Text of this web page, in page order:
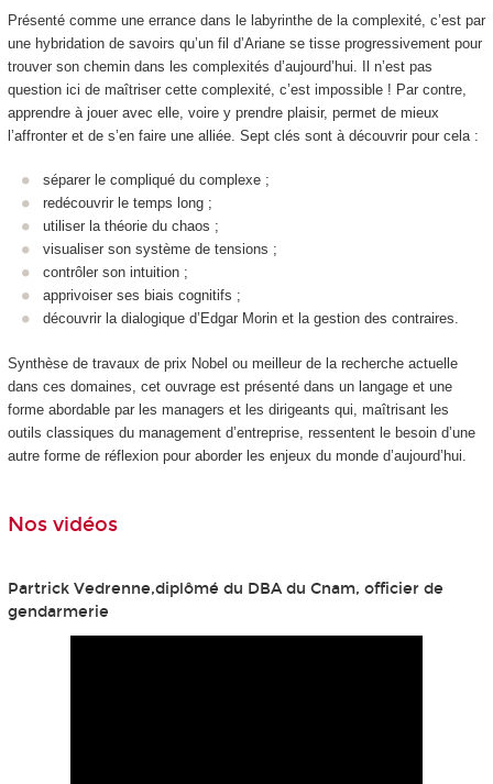
Présenté comme une errance dans le labyrinthe de la complexité, c’est par
une hybridation de savoirs qu’un fil d’Ariane se tisse progressivement pour
trouver son chemin dans les complexités d’aujourd’hui. Il n’est pas
question ici de maîtriser cette complexité, c’est impossible ! Par contre,
apprendre à jouer avec elle, voire y prendre plaisir, permet de mieux
l’affronter et de s’en faire une alliée. Sept clés sont à découvrir pour cela :
séparer le compliqué du complexe ;
redécouvrir le temps long ;
utiliser la théorie du chaos ;
visualiser son système de tensions ;
contrôler son intuition ;
apprivoiser ses biais cognitifs ;
découvrir la dialogique d’Edgar Morin et la gestion des contraires.
Synthèse de travaux de prix Nobel ou meilleur de la recherche actuelle
dans ces domaines, cet ouvrage est présenté dans un langage et une
forme abordable par les managers et les dirigeants qui, maîtrisant les
outils classiques du management d’entreprise, ressentent le besoin d’une
autre forme de réflexion pour aborder les enjeux du monde d’aujourd’hui.
Nos vidéos
Partrick Vedrenne,diplômé du DBA du Cnam, officier de
gendarmerie